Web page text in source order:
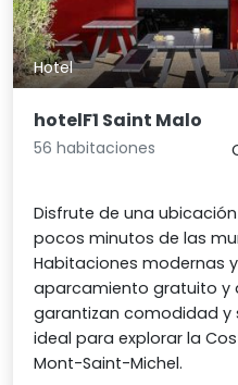
Hotel
hotelF1 Saint Malo
56 habitaciones
Disfrute de una
pocos minutos de las
Habitaciones modernas
aparcamiento gratuito y
garantizan comodidad y
ideal para explorar la
Mont-Saint-Michel.